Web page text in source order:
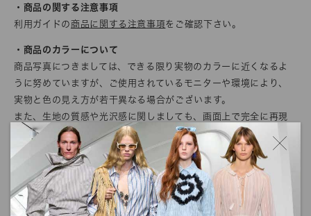
・商品の関する注意事項
利用ガイドの商品に関する注意事項をご確認下さい。
・商品のカラーについて
商品写真につきましては、できる限り実物のカラーに近くなるよ
うに努めていますが、ご使用されているモニターや環境により、
実物と色の見え方が若干異なる場合がございます。
また、生地の質感や光沢感に関しましても、画面上で完全に再現
することができません。
ご注文の前にサンプル帳でのご確認をお勧めします。
・商品の発送について
発送に関する注意事項を利用ガイドに記載しております。